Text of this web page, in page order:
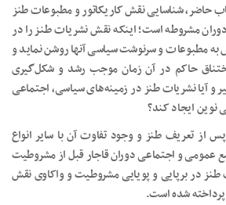
حاضر، شناسایی نقش کاریکاتور و مطبوعات طنز
مشروطه است؛ اینکه نقش نشریات طنز را در
به مطبوعات و سرنوشت سیاسی آنها روشن نماید و
حاکم در آن زمان موجب رشد و شکل‌گیری
و آیا نشریات طنز در زمینه‌های سیاسی، اجتماعی
نوین ایجاد کند؟
از تعریف طنز و وجود تفاوت آن با سایر انواع
عمومی و اجتماعی دوران قاجار قبل از مشروطیت
در برپایی و پویایی مشروطیت و واکاوی نقش
پرداخته شده است.